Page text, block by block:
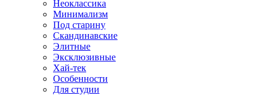
Неоклассика
Минимализм
Под старину
Скандинавские
Элитные
Эксклюзивные
Хай-тек
Особенности
Для студии